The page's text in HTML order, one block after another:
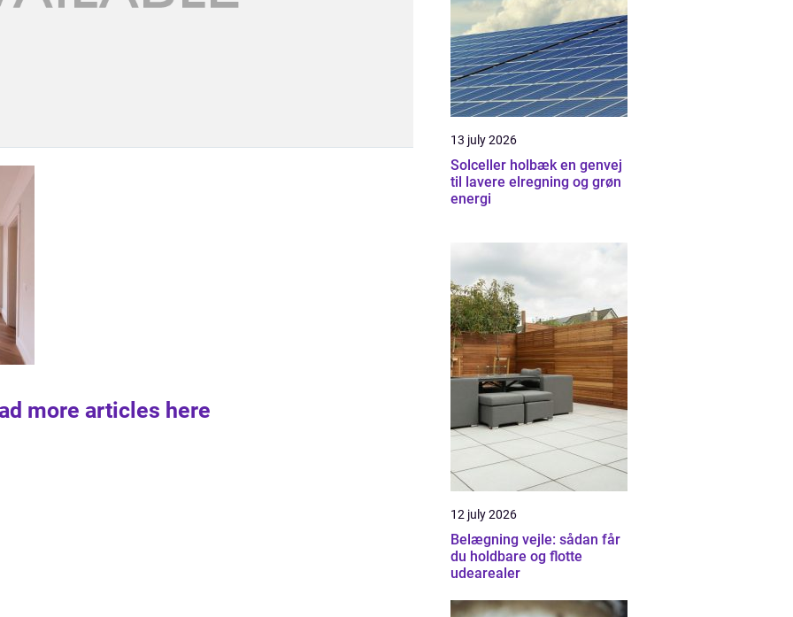
more articles here
13 july 2026
Solceller holbæk en genvej
til lavere elregning og grøn
energi
12 july 2026
Belægning vejle: sådan får
du holdbare og flotte
udearealer